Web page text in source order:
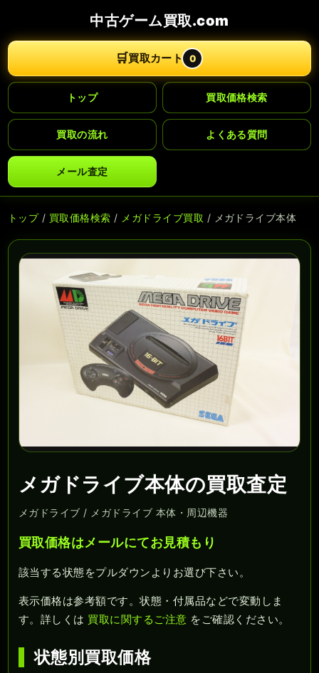
中古ゲーム買取.com
🛒買取カート 0
トップ 買取価格検索
買取の流れ よくある質問
メール査定
トップ/ 買取価格検索 / メガドライブ買取 / メガドライブ本体
メガドライブ本体の買取査定
メガドライブ / メガドライブ 本体・周辺機器
買取価格はメールにてお見積もり
該当する状態をプルダウンよりお選び下さい。
表示価格は参考額です。状態・付属品などで変動しま
す。詳しくは 買取に関するご注意 をご確認ください。
状態別買取価格